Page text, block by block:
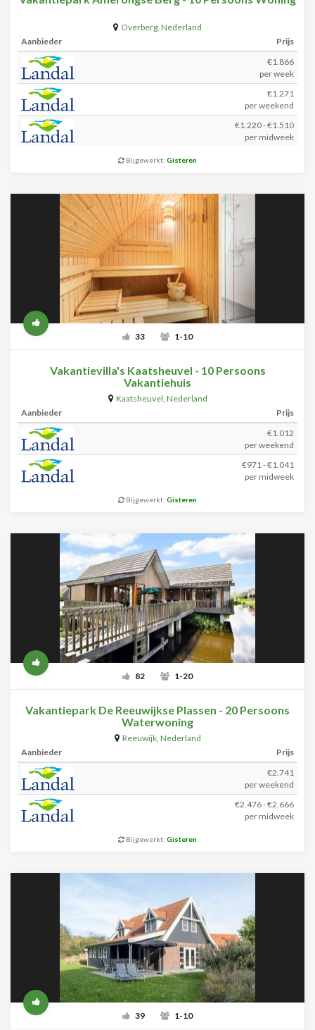
Overberg, Nederland
Aanbieder
Prijs
€1.866
per week
€1.271
per weekend
€1.220 - €1.510
per midweek
Bijgewerkt: Gisteren
33 1-10
Vakantievilla's Kaatsheuvel - 10 Persoons
Vakantiehuis
Kaatsheuvel, Nederland
Aanbieder
Prijs
€1.012
per weekend
€971 - €1.041
per midweek
Bijgewerkt: Gisteren
82 1-20
Vakantiepark De Reeuwijkse Plassen - 20 Persoons
Waterwoning
Reeuwijk, Nederland
Aanbieder
Prijs
€2.741
per weekend
€2.476 - €2.666
per midweek
Bijgewerkt: Gisteren
39 1-10